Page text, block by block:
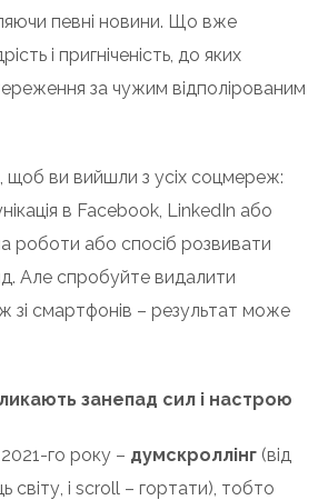
певні новини. Що вже
і пригніченість, до яких
за чужим відполірованим
щоб ви вийшли з усіх соцмереж:
в Facebook, LinkedIn або
роботи або спосіб розвивати
Але спробуйте видалити
зі смартфонів – результат може
занепад сил і настрою
го року – думскроллінг (від
світу, і scroll – гортати), тобто